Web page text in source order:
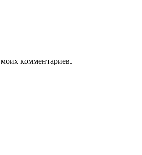
комментариев.